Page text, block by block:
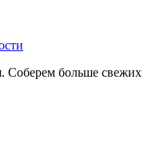
Соберем больше свежих